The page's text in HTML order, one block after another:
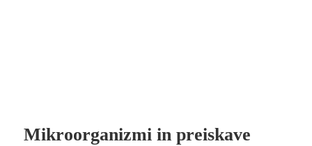
Mikroorganizmi in preiskave